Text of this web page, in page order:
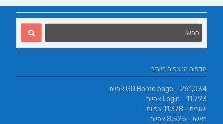
הדפים הנצפים ביותר
GD Home page - 261,034 צפיות
Login - 11,793 צפיות
ישובים - 11,378 צפיות
ראשי - 8,525 צפיות